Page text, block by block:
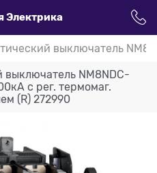
Электрика
выключатель
выключатель NM8NDC-
с рег. термомаг.
(R) 272990